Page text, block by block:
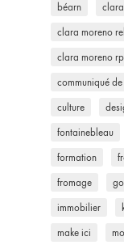
béarn
clara moreno
clara moreno rp
communiqué de
culture
fontainebleau
formation
fromage
immobilier
make ici